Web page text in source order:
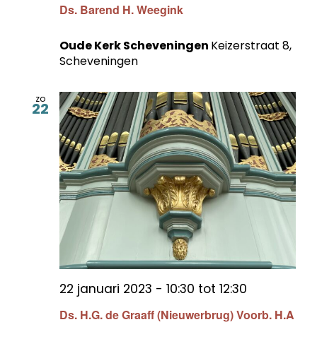
Ds. Barend H. Weegink
Oude Kerk Scheveningen Keizerstraat 8,
Scheveningen
zo
22
Ds. H.G. de Graaff (Nieuwerbrug) Voorb. H.A
22 januari 2023 - 10:30 tot 12:30